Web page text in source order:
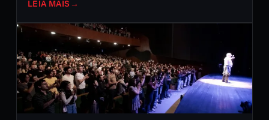
LEIA MAIS →